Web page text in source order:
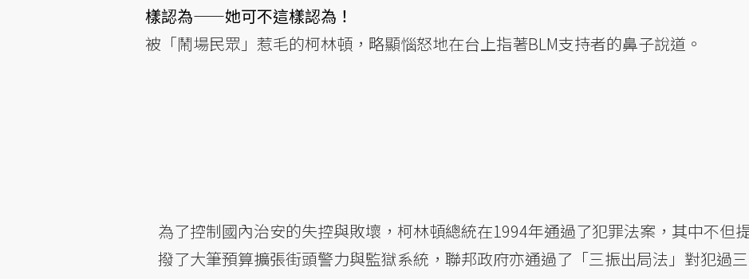
樣認為——她可不這樣認為！
被「鬧場民眾」惹毛的柯林頓，略顯惱怒地在台上指著BLM支持者的鼻子說道。
為了控制國內治安的失控與敗壞，柯林頓總統在1994年通過了犯罪法案，其中不但
撥了大筆預算擴張街頭警力與監獄系統，聯邦政府亦通過了「三振出局法」對犯過三